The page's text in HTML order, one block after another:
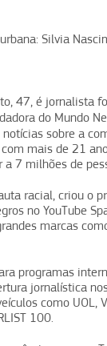
47, é jornalista
do Mundo
sobre a
mais de 21
a 7 milhões de
racial, criou o
no YouTube
marcas
programas
jornalística
como UOL,
100.